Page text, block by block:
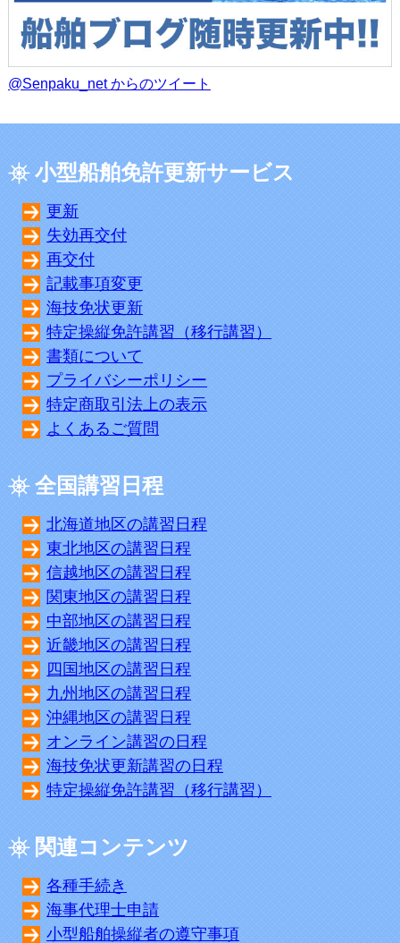
@Senpaku_net からのツイート
小型船舶免許更新サービス
更新
失効再交付
再交付
記載事項変更
海技免状更新
特定操縦免許講習（移行講習）
書類について
プライバシーポリシー
特定商取引法上の表示
よくあるご質問
全国講習日程
北海道地区の講習日程
東北地区の講習日程
信越地区の講習日程
関東地区の講習日程
中部地区の講習日程
近畿地区の講習日程
四国地区の講習日程
九州地区の講習日程
沖縄地区の講習日程
オンライン講習の日程
海技免状更新講習の日程
特定操縦免許講習（移行講習）
関連コンテンツ
各種手続き
海事代理士申請
小型船舶操縦者の遵守事項